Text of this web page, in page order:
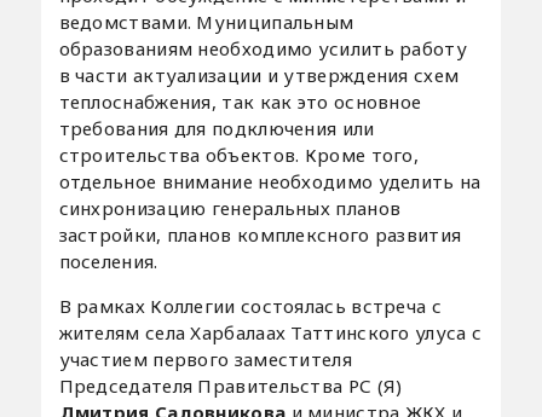
ведомствами. Муниципальным
образованиям необходимо усилить работу
в части актуализации и утверждения схем
теплоснабжения, так как это основное
требования для подключения или
строительства объектов. Кроме того,
отдельное внимание необходимо уделить на
синхронизацию генеральных планов
застройки, планов комплексного развития
поселения.
В рамках Коллегии состоялась встреча с
жителям села Харбалаах Таттинского улуса с
участием первого заместителя
Председателя Правительства РС (Я)
Дмитрия Садовникова и министра ЖКХ и